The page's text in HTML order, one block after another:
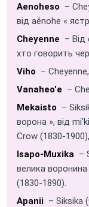
Aenoheso –
від aénohe «
Cheyenne – Від
хто говорить
Viho –
Vanaheo'e –
Mekaisto –
ворона », від
Crow (1830-
Isapo-Muxika –
велика
(1830-1890).
Apanii – Siksika